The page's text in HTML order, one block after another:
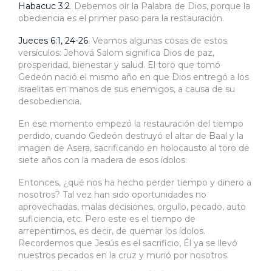
Habacuc 3:2. Debemos oír la Palabra de Dios, porque la
obediencia es el primer paso para la restauración.
Jueces 6:1, 24-26. Veamos algunas cosas de estos
versículos: Jehová Salom significa Dios de paz,
prosperidad, bienestar y salud. El toro que tomó
Gedeón nació el mismo año en que Dios entregó a los
israelitas en manos de sus enemigos, a causa de su
desobediencia.
En ese momento empezó la restauración del tiempo
perdido, cuando Gedeón destruyó el altar de Baal y la
imagen de Asera, sacrificando en holocausto al toro de
siete años con la madera de esos ídolos.
Entonces, ¿qué nos ha hecho perder tiempo y dinero a
nosotros? Tal vez han sido oportunidades no
aprovechadas, malas decisiones, orgullo, pecado, auto
suficiencia, etc. Pero este es el tiempo de
arrepentirnos, es decir, de quemar los ídolos.
Recordemos que Jesús es el sacrificio, Él ya se llevó
nuestros pecados en la cruz y murió por nosotros.